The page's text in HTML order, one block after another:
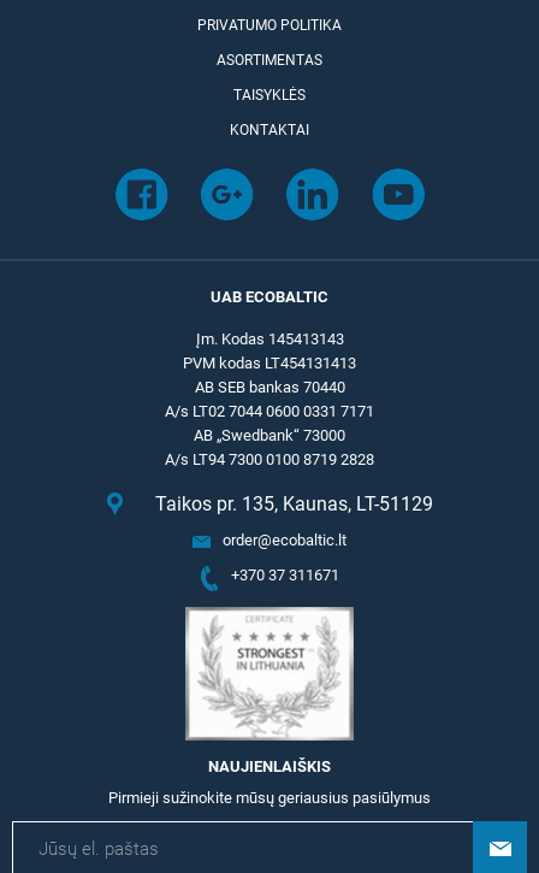
PRIVATUMO POLITIKA
ASORTIMENTAS
TAISYKLĖS
KONTAKTAI
UAB ECOBALTIC
Įm. Kodas 145413143
PVM kodas LT454131413
AB SEB bankas 70440
A/s LT02 7044 0600 0331 7171
AB „Swedbank“ 73000
A/s LT94 7300 0100 8719 2828
Taikos pr. 135, Kaunas, LT-51129
order@ecobaltic.lt
+370 37 311671
NAUJIENLAIŠKIS
Pirmieji sužinokite mūsų geriausius pasiūlymus